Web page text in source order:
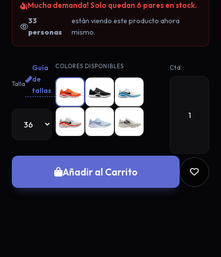
¡Mucha demanda! Solo quedan 6 pares en stock.
33
personas
están viendo este producto ahora
mismo.
Talla
Guía
de
tallas
COLORES DISPONIBLES Ctd.
Añadir al Carrito